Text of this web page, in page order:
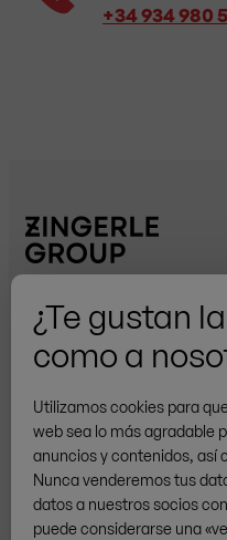
¿Te gustan
como a
Utilizamos cookies para
web sea lo más agradable
anuncios y contenidos, así
Nunca venderemos tus
datos a nuestros socios
puede considerarse una
+34 934 980
Brands
PrivacidadCookies
© ZINGERLE GROUP